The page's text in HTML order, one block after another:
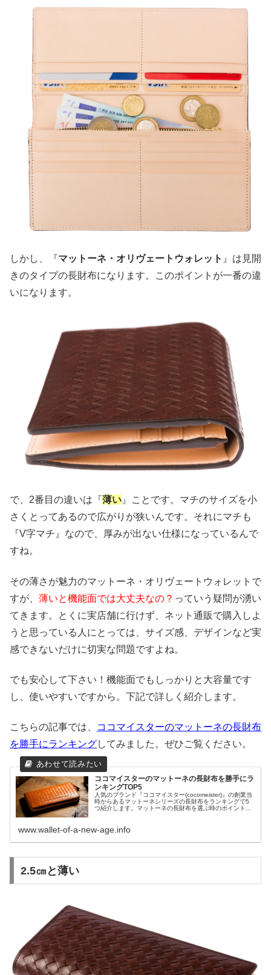
しかし、『マットーネ・オリヴェートウォレット 』は見開
きのタイプの長財布になります。このポイントが一番の違
いになります。
で、2番目の違いは『薄い 』ことです。マチのサイズを小
さくとってあるので広がりが狭いんです。それにマチも
『V字マチ』なので、厚みが出ない仕様になっているんで
すね。
その薄さが魅力のマットーネ・オリヴェートウォレットで
すが、 薄いと機能面では大丈夫なの？ っていう疑問が湧い
てきます。とくに実店舗に行けず、ネット通販で購入しよ
うと思っている人にとっては、サイズ感、デザインなど実
感できないだけに切実な問題ですよね。
でも安心して下さい！機能面でもしっかりと大容量です
し、使いやすいですから。下記で詳しく紹介します。
こちらの記事では、
ココマイスターのマットーネの長財布
を勝手にランキングしてみました。ぜひご覧ください。
ココマイスターのマットーネの長財布を勝手にラ
ンキングTOP5
人気のブランド『ココマイスター(cocomeister)』の創業当
時からあるマットーネシリーズの長財布をランキングで5
つ紹介します。マットーネの長財布を選ぶ時のポイントも
www.wallet-of-a-new-age.info
2.5㎝と薄い